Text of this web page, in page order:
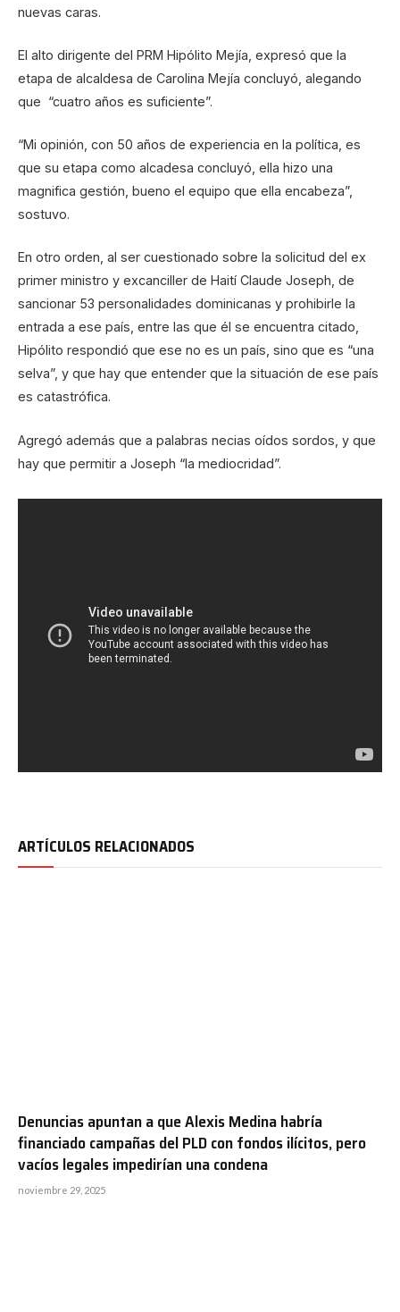
nuevas caras.
El alto dirigente del PRM Hipólito Mejía, expresó que la
etapa de alcaldesa de Carolina Mejía concluyó, alegando
que “cuatro años es suficiente”.
“Mi opinión, con 50 años de experiencia en la política, es
que su etapa como alcadesa concluyó, ella hizo una
magnifica gestión, bueno el equipo que ella encabeza”,
sostuvo.
En otro orden, al ser cuestionado sobre la solicitud del ex
primer ministro y excanciller de Haití Claude Joseph, de
sancionar 53 personalidades dominicanas y prohibirle la
entrada a ese país, entre las que él se encuentra citado,
Hipólito respondió que ese no es un país, sino que es “una
selva”, y que hay que entender que la situación de ese país
es catastrófica.
Agregó además que a palabras necias oídos sordos, y que
hay que permitir a Joseph “la mediocridad”.
ARTÍCULOS RELACIONADOS
Denuncias apuntan a que Alexis Medina habría
financiado campañas del PLD con fondos ilícitos, pero
vacíos legales impedirían una condena
noviembre 29, 2025